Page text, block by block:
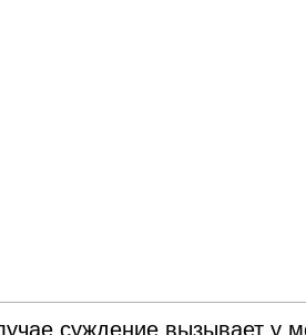
суждение вызывает у